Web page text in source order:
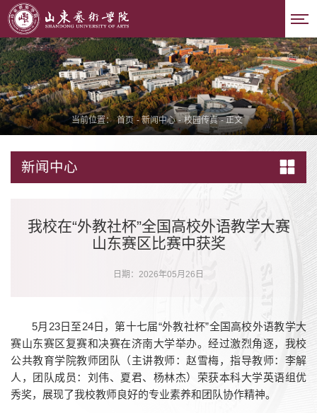
当前位置： 首页 - 新闻中心 - 校园传真 - 正文
新闻中心
我校在“外教社杯”全国高校外语教学大赛
山东赛区比赛中获奖
日期：2026年05月26日
5月23日至24日，第十七届“外教社杯”全国高校外语教学大
赛山东赛区复赛和决赛在济南大学举办。经过激烈角逐，我校
公共教育学院教师团队（主讲教师：赵雪梅，指导教师：李解
人，团队成员：刘伟、夏君、杨林杰）荣获本科大学英语组优
秀奖，展现了我校教师良好的专业素养和团队协作精神。